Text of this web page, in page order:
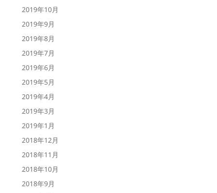
2019年10月
2019年9月
2019年8月
2019年7月
2019年6月
2019年5月
2019年4月
2019年3月
2019年1月
2018年12月
2018年11月
2018年10月
2018年9月